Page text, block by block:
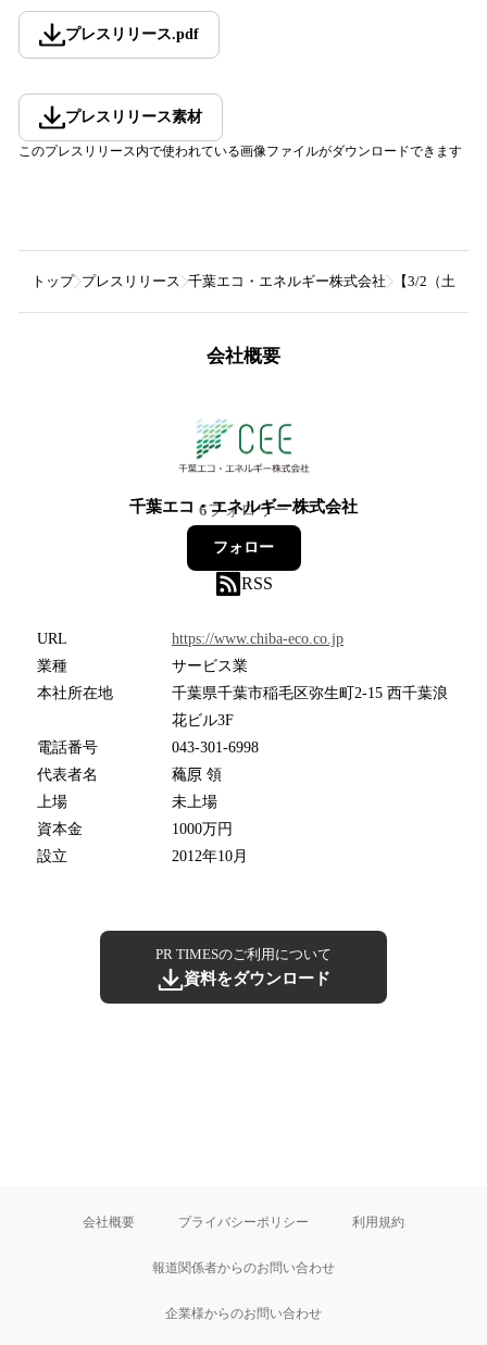
プレスリリース.pdf
プレスリリース素材
このプレスリリース内で使われている画像ファイルがダウンロードできます
トップ プレスリリース 千葉エコ・エネルギー株式会社 【3/2（土）
会社概要
千葉エコ・エネルギー株式会社
6フォロワー
フォロー
RSS
URL
https://www.chiba-eco.co.jp
業種
サービス業
本社所在地
千葉県千葉市稲毛区弥生町2-15 西千葉浪
花ビル3F
電話番号
043-301-6998
代表者名
蘒𠩤 領
上場
未上場
資本金
1000万円
設立
2012年10月
PR TIMESのご利用について
資料をダウンロード
会社概要 プライバシーポリシー 利用規約
報道関係者からのお問い合わせ
企業様からのお問い合わせ